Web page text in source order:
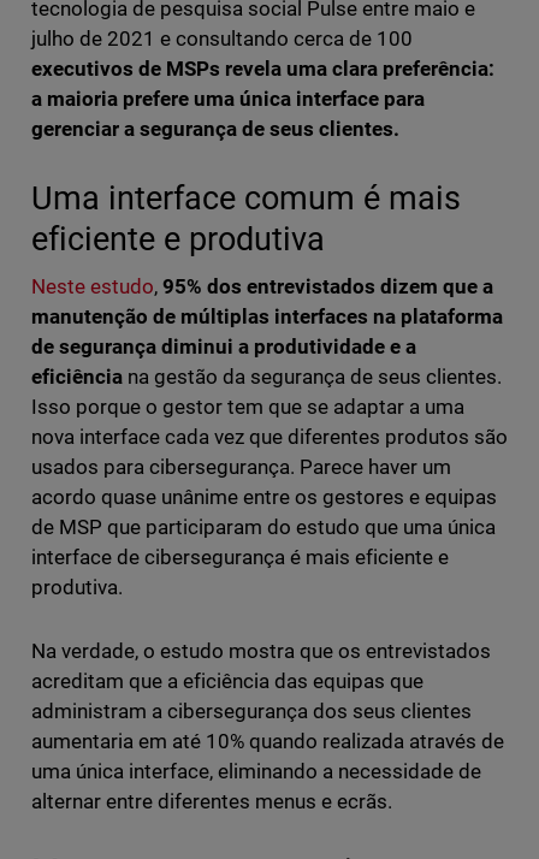
tecnologia de pesquisa social Pulse entre maio e
julho de 2021 e consultando cerca de 100
executivos de MSPs revela uma clara preferência:
a maioria prefere uma única interface para
gerenciar a segurança de seus clientes.
Uma interface comum é mais
eficiente e produtiva
Neste estudo, 95% dos entrevistados dizem que a
manutenção de múltiplas interfaces na plataforma
de segurança diminui a produtividade e a
eficiência na gestão da segurança de seus clientes.
Isso porque o gestor tem que se adaptar a uma
nova interface cada vez que diferentes produtos são
usados para cibersegurança. Parece haver um
acordo quase unânime entre os gestores e equipas
de MSP que participaram do estudo que uma única
interface de cibersegurança é mais eficiente e
produtiva.
Na verdade, o estudo mostra que os entrevistados
acreditam que a eficiência das equipas que
administram a cibersegurança dos seus clientes
aumentaria em até 10% quando realizada através de
uma única interface, eliminando a necessidade de
alternar entre diferentes menus e ecrãs.